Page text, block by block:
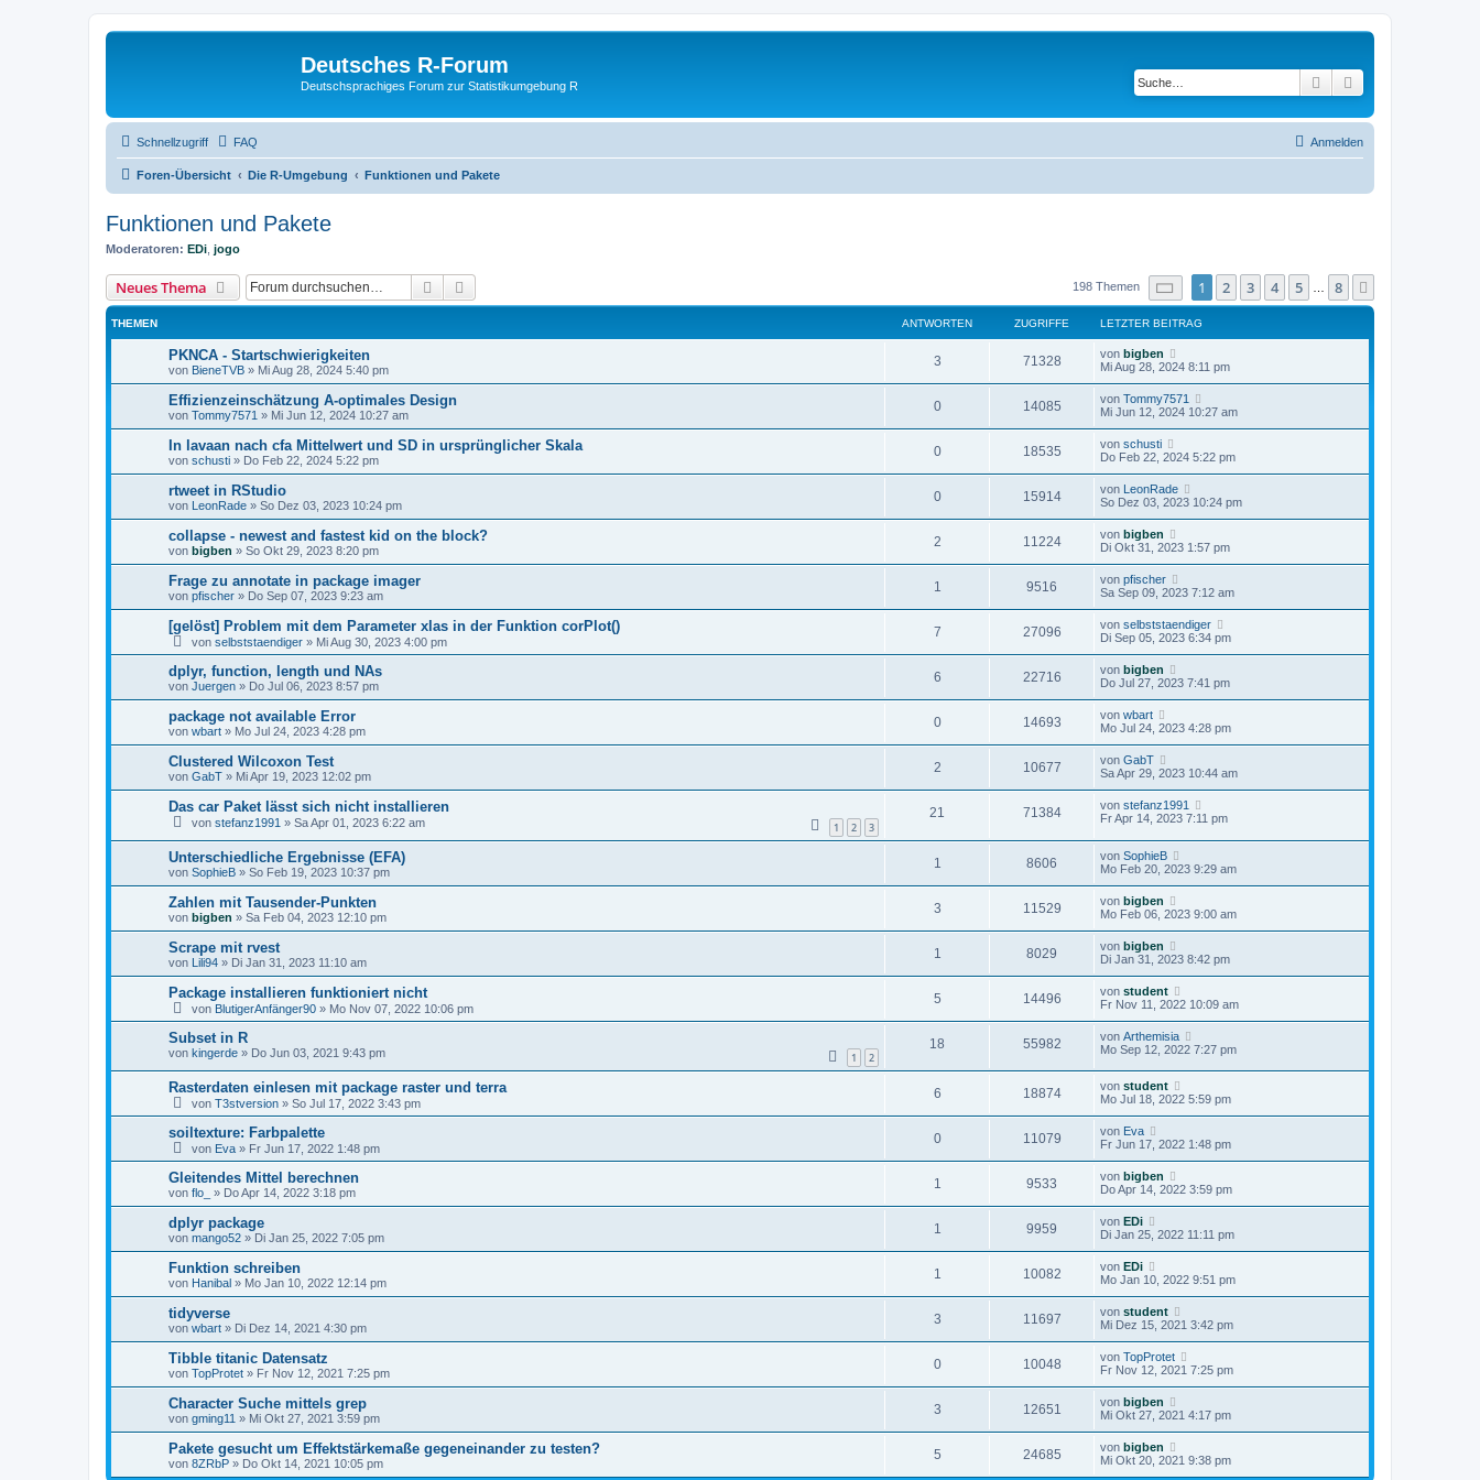
Deutsches R-Forum
Deutschsprachiges Forum zur Statistikumgebung R Suche
Schnellzugriff FAQ Anmelden
Foren-Übersicht Die R-Umgebung Funktionen und Pakete
Funktionen und Pakete
Moderatoren: EDi jogo
Neues Thema Suche 198 Themen Seite von8
1 2 3 4 5 8
THEMEN ANTWORTEN ZUGRIFFE LETZTER BEITRAG
PKNCA - Startschwierigkeiten
von BieneTVB » Mi Aug 28, 2024 5:40 pm
3 71328 von bigben
Mi Aug 28, 2024 8:11 pm
Effizienzeinschätzung A-optimales Design
von Tommy7571 » Mi Jun 12, 2024 10:27 am
0 14085 von Tommy7571
Mi Jun 12, 2024 10:27 am
In lavaan nach cfa Mittelwert und SD in ursprünglicher Skala
von schusti » Do Feb 22, 2024 5:22 pm
0 18535 von schusti
Do Feb 22, 2024 5:22 pm
rtweet in RStudio
von LeonRade » So Dez 03, 2023 10:24 pm
0 15914 von LeonRade
So Dez 03, 2023 10:24 pm
collapse - newest and fastest kid on the block?
von bigben » So Okt 29, 2023 8:20 pm
2 11224 von bigben
Di Okt 31, 2023 1:57 pm
Frage zu annotate in package imager
von pfischer » Do Sep 07, 2023 9:23 am
1 9516 von pfischer
Sa Sep 09, 2023 7:12 am
[gelöst] Problem mit dem Parameter xlas in der Funktion corPlot()
von selbststaendiger » Mi Aug 30, 2023 4:00 pm
7 27096 von selbststaendiger
Di Sep 05, 2023 6:34 pm
dplyr, function, length und NAs
von Juergen » Do Jul 06, 2023 8:57 pm
6 22716 von bigben
Do Jul 27, 2023 7:41 pm
package not available Error
von wbart » Mo Jul 24, 2023 4:28 pm
0 14693 von wbart
Mo Jul 24, 2023 4:28 pm
Clustered Wilcoxon Test
von GabT » Mi Apr 19, 2023 12:02 pm
2 10677 von GabT
Sa Apr 29, 2023 10:44 am
Das car Paket lässt sich nicht installieren
von stefanz1991 » Sa Apr 01, 2023 6:22 am 1 2 3
21 71384 von stefanz1991
Fr Apr 14, 2023 7:11 pm
Unterschiedliche Ergebnisse (EFA)
von SophieB » So Feb 19, 2023 10:37 pm
1 8606 von SophieB
Mo Feb 20, 2023 9:29 am
Zahlen mit Tausender-Punkten
von bigben » Sa Feb 04, 2023 12:10 pm
3 11529 von bigben
Mo Feb 06, 2023 9:00 am
Scrape mit rvest
von Lili94 » Di Jan 31, 2023 11:10 am
1 8029 von bigben
Di Jan 31, 2023 8:42 pm
Package installieren funktioniert nicht
von BlutigerAnfänger90 » Mo Nov 07, 2022 10:06 pm
5 14496 von student
Fr Nov 11, 2022 10:09 am
Subset in R
von kingerde » Do Jun 03, 2021 9:43 pm 1 2
18 55982 von Arthemisia
Mo Sep 12, 2022 7:27 pm
Rasterdaten einlesen mit package raster und terra
von T3stversion » So Jul 17, 2022 3:43 pm
6 18874 von student
Mo Jul 18, 2022 5:59 pm
soiltexture: Farbpalette
von Eva » Fr Jun 17, 2022 1:48 pm
0 11079 von Eva
Fr Jun 17, 2022 1:48 pm
Gleitendes Mittel berechnen
von flo_ » Do Apr 14, 2022 3:18 pm
1 9533 von bigben
Do Apr 14, 2022 3:59 pm
dplyr package
von mango52 » Di Jan 25, 2022 7:05 pm
1 9959 von EDi
Di Jan 25, 2022 11:11 pm
Funktion schreiben
von Hanibal » Mo Jan 10, 2022 12:14 pm
1 10082 von EDi
Mo Jan 10, 2022 9:51 pm
tidyverse
von wbart » Di Dez 14, 2021 4:30 pm
3 11697 von student
Mi Dez 15, 2021 3:42 pm
Tibble titanic Datensatz
von TopProtet » Fr Nov 12, 2021 7:25 pm
0 10048 von TopProtet
Fr Nov 12, 2021 7:25 pm
Character Suche mittels grep
von gming11 » Mi Okt 27, 2021 3:59 pm
3 12651 von bigben
Mi Okt 27, 2021 4:17 pm
Pakete gesucht um Effektstärkemaße gegeneinander zu testen?
von 8ZRbP » Do Okt 14, 2021 10:05 pm
5 24685 von bigben
Mi Okt 20, 2021 9:38 pm